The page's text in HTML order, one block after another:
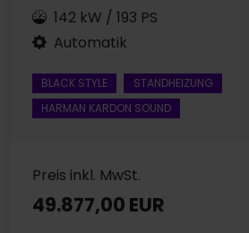
142 kW / 193 PS
Automatik
BLACK STYLE
STANDHEIZUNG
HARMAN KARDON SOUND
Preis inkl. MwSt.
49.877,00 EUR